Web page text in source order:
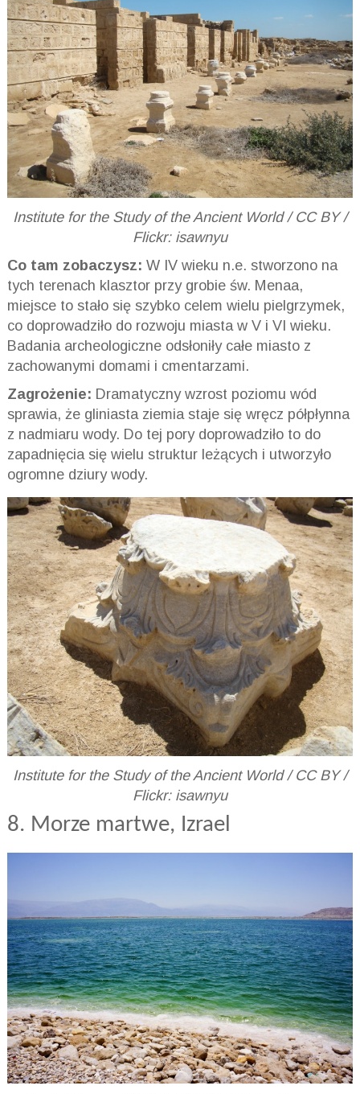
Institute for the Study of the Ancient World / CC BY /
Flickr: isawnyu
Co tam zobaczysz: W IV wieku n.e. stworzono na
tych terenach klasztor przy grobie św. Menaa,
miejsce to stało się szybko celem wielu pielgrzymek,
co doprowadziło do rozwoju miasta w V i VI wieku.
Badania archeologiczne odsłoniły całe miasto z
zachowanymi domami i cmentarzami.
Zagrożenie: Dramatyczny wzrost poziomu wód
sprawia, że gliniasta ziemia staje się wręcz półpłynna
z nadmiaru wody. Do tej pory doprowadziło to do
zapadnięcia się wielu struktur leżących i utworzyło
ogromne dziury wody.
Institute for the Study of the Ancient World / CC BY /
Flickr: isawnyu
8. Morze martwe, Izrael